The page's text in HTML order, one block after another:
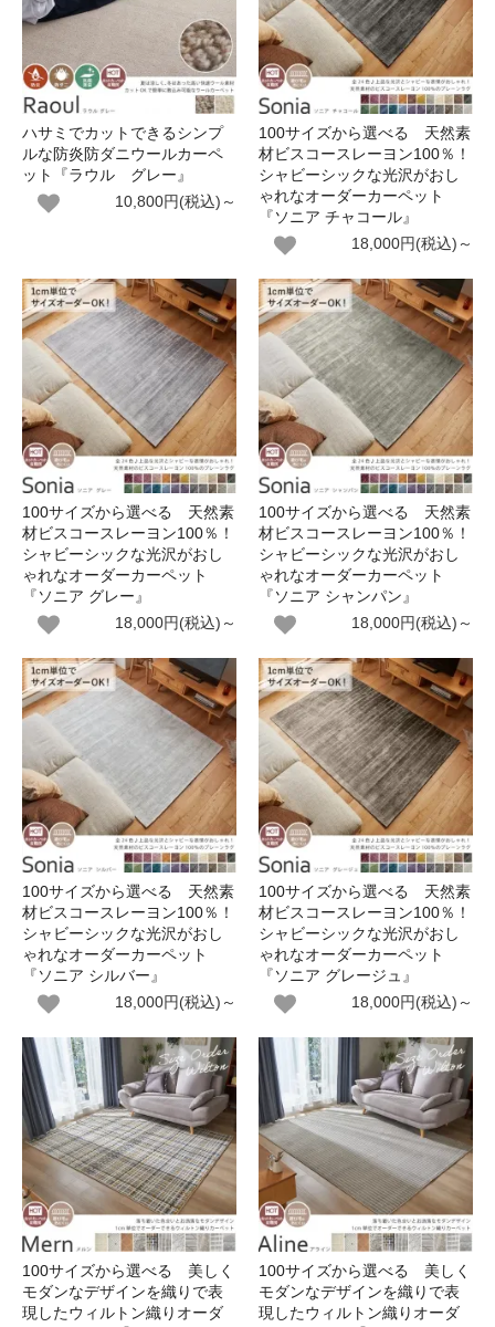
ハサミでカットできるシンプ
ルな防炎防ダニウールカーペ
ット『ラウル グレー』
10,800円(税込)～
100サイズから選べる 天然素
材ビスコースレーヨン100％！
シャビーシックな光沢がおし
ゃれなオーダーカーペット
『ソニア チャコール』
18,000円(税込)～
100サイズから選べる 天然素
材ビスコースレーヨン100％！
シャビーシックな光沢がおし
ゃれなオーダーカーペット
『ソニア グレー』
18,000円(税込)～
100サイズから選べる 天然素
材ビスコースレーヨン100％！
シャビーシックな光沢がおし
ゃれなオーダーカーペット
『ソニア シャンパン』
18,000円(税込)～
100サイズから選べる 天然素
材ビスコースレーヨン100％！
シャビーシックな光沢がおし
ゃれなオーダーカーペット
『ソニア シルバー』
18,000円(税込)～
100サイズから選べる 天然素
材ビスコースレーヨン100％！
シャビーシックな光沢がおし
ゃれなオーダーカーペット
『ソニア グレージュ』
18,000円(税込)～
100サイズから選べる 美しく
モダンなデザインを織りで表
現したウィルトン織りオーダ
100サイズから選べる 美しく
モダンなデザインを織りで表
現したウィルトン織りオーダ